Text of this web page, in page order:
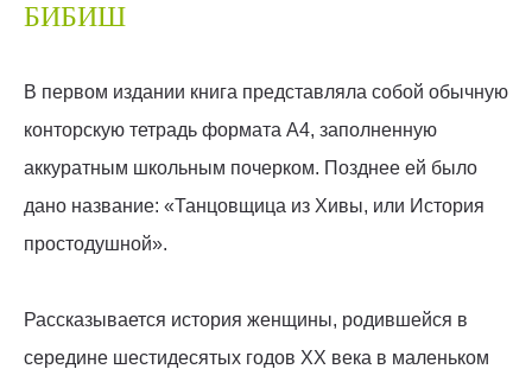
БИБИШ
В первом издании книга представляла собой обычную
конторскую тетрадь формата А4, заполненную
аккуратным школьным почерком. Позднее ей было
дано название: «Танцовщица из Хивы, или История
простодушной».
Рассказывается история женщины, родившейся в
середине шестидесятых годов XX века в маленьком